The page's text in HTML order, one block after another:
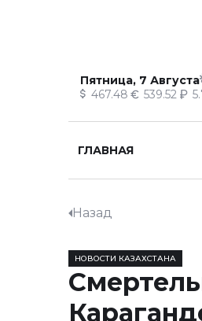
Пятница, 7 Августа
467.48 539.52
ГЛАВНАЯ
Назад
НОВОСТИ КАЗАХСТАНА